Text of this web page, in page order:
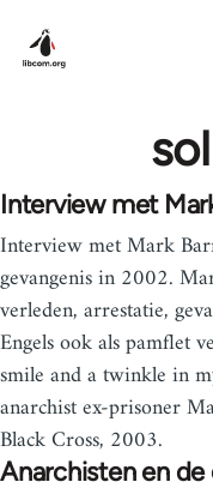
Interview met
Interview met Mark
gevangenis in 2002.
verleden, arrestatie,
Engels ook als pamflet
smile and a twinkle in
anarchist ex-prisoner
Black Cross, 2003.
Anarchisten en